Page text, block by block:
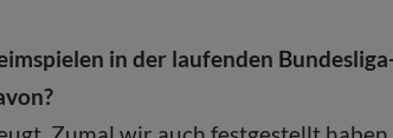
in der laufenden